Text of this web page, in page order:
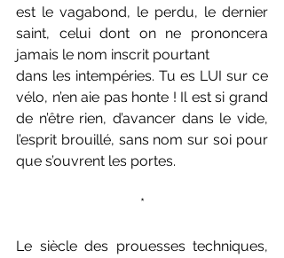
est le vagabond, le perdu, le dernier
saint, celui dont on ne prononcera
jamais le nom inscrit pourtant
dans les intempéries. Tu es LUI sur ce
vélo, n’en aie pas honte ! Il est si grand
de n’être rien, d’avancer dans le vide,
l’esprit brouillé, sans nom sur soi pour
que s’ouvrent les portes.
*
Le siècle des prouesses techniques,